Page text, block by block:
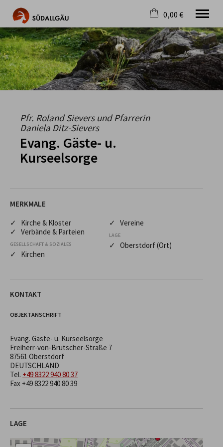
Die schönste Seite im Allgäu
Aktuell
Destination
Gastgeber
Wandern
Mountainbike
Tipps
Jobs
0,00 €
×
Warenkorb ist leer
Pfr. Roland Sievers und Pfarrerin
Daniela Ditz-Sievers
Evang. Gäste- u.
Kurseelsorge
MERKMALE
✓ Kirche & Kloster
✓ Verbände & Parteien
GESELLSCHAFT & SOZIALES
✓ Kirchen
✓ Vereine
LAGE
✓ Oberstdorf (Ort)
KONTAKT
OBJEKTANSCHRIFT
Evang. Gäste- u. Kurseelsorge
Freiherr-von-Brutscher-Straße 7
87561 Oberstdorf
DEUTSCHLAND
Tel. +49 8322 940 80 37
Fax +49 8322 940 80 39
LAGE